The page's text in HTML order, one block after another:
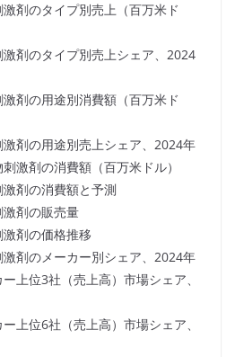
剤のタイプ別売上（百万米ド
激剤のタイプ別売上シェア、2024
剤の用途別消費額（百万米ド
激剤の用途別売上シェア、2024年
激剤の消費額（百万米ドル）
激剤の消費額と予測
激剤の販売量
激剤の価格推移
激剤のメーカー別シェア、2024年
上位3社（売上高）市場シェア、
上位6社（売上高）市場シェア、